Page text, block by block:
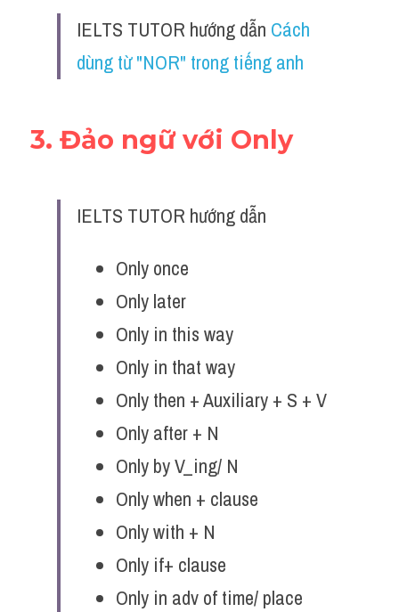
IELTS TUTOR hướng dẫn Cách
dùng từ "NOR" trong tiếng anh
3. Đảo ngữ với Only
IELTS TUTOR hướng dẫn
Only once
Only later
Only in this way
Only in that way
Only then + Auxiliary + S + V
Only after + N
Only by V_ing/ N
Only when + clause
Only with + N
Only if+ clause
Only in adv of time/ place